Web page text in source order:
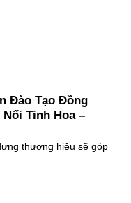
Đào Tạo Đồng
Tinh Hoa –
thương hiệu sẽ góp